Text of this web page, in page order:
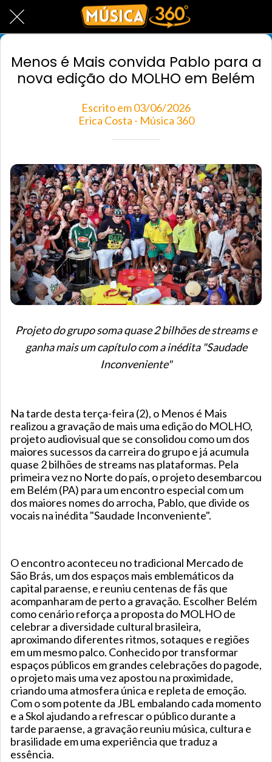
Menos é Mais convida Pablo para a
nova edição do MOLHO em Belém
Escrito em 03/06/2026
Erica Costa - Música 360
Projeto do grupo soma quase 2 bilhões de streams e
ganha mais um capítulo com a inédita "Saudade
Inconveniente"
Na tarde desta terça-feira (2), o Menos é Mais
realizou a gravação de mais uma edição do MOLHO,
projeto audiovisual que se consolidou como um dos
maiores sucessos da carreira do grupo e já acumula
quase 2 bilhões de streams nas plataformas. Pela
primeira vez no Norte do país, o projeto desembarcou
em Belém (PA) para um encontro especial com um
dos maiores nomes do arrocha, Pablo, que divide os
vocais na inédita "Saudade Inconveniente".
O encontro aconteceu no tradicional Mercado de
São Brás, um dos espaços mais emblemáticos da
capital paraense, e reuniu centenas de fãs que
acompanharam de perto a gravação. Escolher Belém
como cenário reforça a proposta do MOLHO de
celebrar a diversidade cultural brasileira,
aproximando diferentes ritmos, sotaques e regiões
em um mesmo palco. Conhecido por transformar
espaços públicos em grandes celebrações do pagode,
o projeto mais uma vez apostou na proximidade,
criando uma atmosfera única e repleta de emoção.
Com o som potente da JBL embalando cada momento
e a Skol ajudando a refrescar o público durante a
tarde paraense, a gravação reuniu música, cultura e
brasilidade em uma experiência que traduz a
essência.